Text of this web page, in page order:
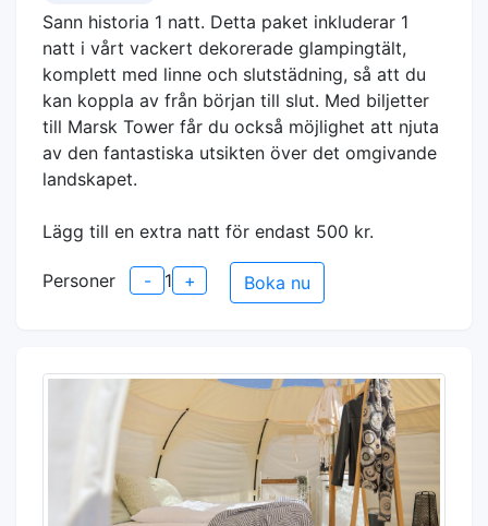
Sann historia 1 natt. Detta paket inkluderar 1
natt i vårt vackert dekorerade glampingtält,
komplett med linne och slutstädning, så att du
kan koppla av från början till slut. Med biljetter
till Marsk Tower får du också möjlighet att njuta
av den fantastiska utsikten över det omgivande
landskapet.
Lägg till en extra natt för endast 500 kr.
Personer - 1 + Boka nu